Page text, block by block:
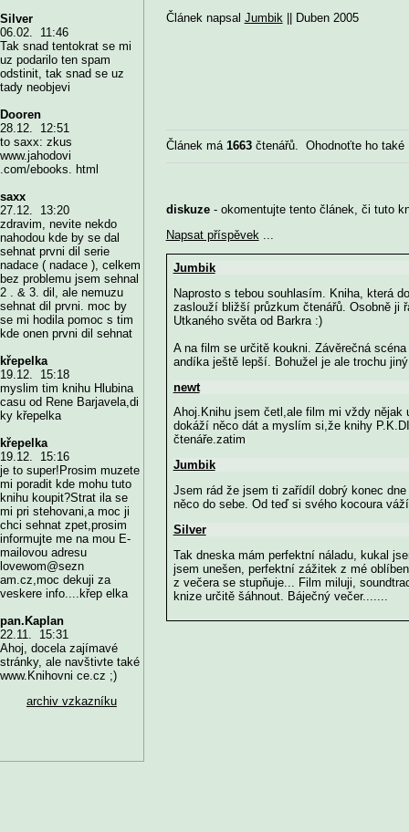
Článek napsal Jumbik || Duben 2005
Článek má 1663čtenářů. Ohodnoťte ho
diskuze- okomentujte tento článek, či tuto
Napsat příspěvek...
Jumbik
Naprosto s tebou souhlasím. Kniha, která
zaslouží bližší průzkum čtenářů. Osobně ji
Utkaného světa od Barkra :)
A na film se určitě koukni. Závěrečná
andíka ještě lepší. Bohužel je ale trochu
newt
Ahoj.Knihu jsem četl,ale film mi vždy
dokáží něco dát a myslím si,že knihy
čtenáře.zatim
Jumbik
Jsem rád že jsem ti zařídíl dobrý konec
něco do sebe. Od teď si svého kocoura
Silver
Tak dneska mám perfektní náladu, kukal
jsem unešen, perfektní zážitek z mé
z večera se stupňuje... Film miluji,
knize určitě šáhnout. Báječný večer.......
Silver
06.02. 11:46
Tak snad tentokrat se mi
uz podarilo ten spam
odstinit, tak snad se uz
tady neobjevi
Dooren
28.12. 12:51
to saxx: zkus
www.jahodovi
.com/ebooks. html
saxx
27.12. 13:20
zdravim, nevite nekdo
nahodou kde by se dal
sehnat prvni dil serie
nadace ( nadace ), celkem
bez problemu jsem sehnal
2 . & 3. dil, ale nemuzu
sehnat dil prvni. moc by
se mi hodila pomoc s tim
kde onen prvni dil sehnat
křepelka
19.12. 15:18
myslim tim knihu Hlubina
casu od Rene Barjavela,di
ky křepelka
křepelka
19.12. 15:16
je to super!Prosim muzete
mi poradit kde mohu tuto
knihu koupit?Strat ila se
mi pri stehovani,a moc ji
chci sehnat zpet,prosim
informujte me na mou E-
mailovou adresu
lovewom@sezn
am.cz,moc dekuji za
veskere info....křep elka
pan.Kaplan
22.11. 15:31
Ahoj, docela zajímavé
stránky, ale navštivte také
www.Knihovni ce.cz ;)
archiv vzkazníku